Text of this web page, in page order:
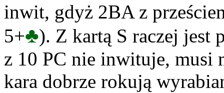
inwit, gdyż 2BA z
5+♣). Z kartą S raczej jest
z 10 PC nie inwituje, musi
kara dobrze rokują